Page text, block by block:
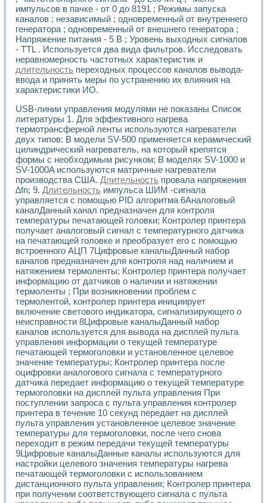
Применение LabVIEW для исследования течения в
Создание виртуальной работы «Изучение магнитных
Обратный маятник
Устройство для изучения основ интерфейсов обмена по
Лабораторный практикум: изучение адиабатического
Стенд для исследования электрических переходных
Система статистической обработки результатов
Автоматизация лазерно-плазменных измерений с
Использование технологий NATIONAL INSTRUMENTS
Учебный практикум "Спектральный и корреляционный
Учебный стенд для исследования принципа действия
Оборудование и программное обеспечение учебных
Виртуальный лабораторный практикум для изучения
Управление роботом ТУР-10 средствами LabVIEW
Аппаратно-программный комплекс для исследования
Автоматизированный дистанционный лабораторный
Исследование возможности реставрации одномерных
Использование технологий NATIONAL INSTRUMENTS в
Разработка модификаций алгоритма полигармонической
Учебный стенд для исследования принципа действия
Виртуальная система поддержки принимаемых решений в
Преемственность дисциплин «Моделирование систем» и
Универсальный стенд для исследования электрических
Лабораторные практикумы по информационно-
Виртуальный измеритель частотных характеристик на
Лабораторный практикум по основам теории Коммутации
Разработка виртуальной лабораторной работы
Виртуальные практикумы по электротехнике в среде
Из опыта внедрения в рамках национального проекта
Исследование эффективности решателей
Опыт разработки LabVIEW лабораторных практикумов
Проблемы повышения качества образования и
Развитие LabVIEW лабораторного практикума по
Разработка виртуальной лаборатории по электротехнике
Усовершенствованные алгоритмы частотного анализа
Об опыте работы учебного центра «Технологии
Технологии NI в магистерской программе «Прикладная
Система диагностики двигателей постоянного тока
Автоматизированный стенд формирования
Лабораторный практикум по курсу ИИС на базе
Партнеры
Академические и отраслевые институты
Учебные заведения
импульсов в пачке - от 0 до 8191 ; Режимы запуска
каналов ; независимый ; одновременный от внутреннего
генератора ; одновременный от внешнего генератора ;
Напряжение питания - 5 В ; Уровень выходных сигналов
- TTL . Используется два вида фильтров. Исследовать
неравномерность частотных характеристик и
длительность переходных процессов каналов вывода-
ввода и принять меры по устранению их влияния на
характеристики ИО.
USB-линии управления модулями не показаны Список
литературы 1. Для эффективного нагрева
термотрансферной ленты используются нагреватели
двух типов: В модели SV-500 применяется керамический
цилиндрический нагреватель, на который крепятся
формы с необходимым рисунком; В моделях SV-1000 и
SV-1000A используются матричные нагреватели
производства США. Длительность провала напряжения
∆fn; 9. Длительность импульса ШИМ -сигнала
управляется с помощью PID алгоритма 6Аналоговый
каналДанный канал предназначен для контроля
температуры печатающей головки; Контролер принтера
получает аналоговый сигнал с температурного датчика
на печатающей головке и преобразует его с помощью
встроенного АЦП 7Цифровые каналыДанный набор
каналов предназначен для контроля над наличием и
натяжением термоленты; Контролер принтера получает
информацию от датчиков о наличии и натяжении
термоленты ; При возникновении проблем с
термолентой, контролер принтера инициирует
включение светового индикатора, сигнализирующего о
неисправности 8Цифровые каналыДанный набор
каналов используется для вывода на дисплей пульта
управления информации о текущей температуре
печатающей термоголовки и установленное целевое
значение температуры; Контролер принтера после
оцифровки аналогового сигнала с температурного
датчика передает информацию о текущей температуре
термоголовки на дисплей пульта управления При
поступлении запроса с пульта управления контролер
принтера в течение 10 секунд передает на дисплей
пульта управления установленное целевое значение
температуры для термоголовки, после чего снова
переходит в режим передачи текущей температуры
9Цифровые каналыДанные каналы используются для
настройки целевого значения температуры нагрева
печатающей термоголовки с использованием
дистанционного пульта управления; Контролер принтера
при получении соответствующего сигнала с пульта